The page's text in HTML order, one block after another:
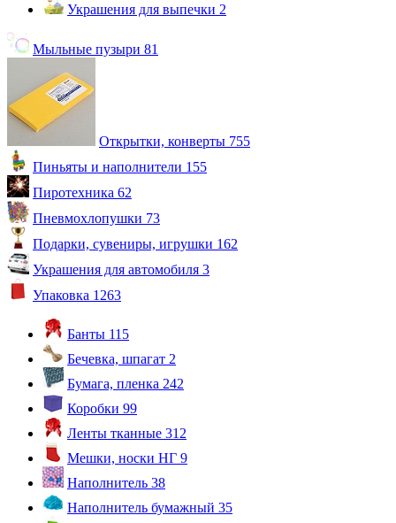
Украшения для выпечки 2
Мыльные пузыри 81
Открытки, конверты 755
Пиньяты и наполнители 155
Пиротехника 62
Пневмохлопушки 73
Подарки, сувениры, игрушки 162
Украшения для автомобиля 3
Упаковка 1263
Банты 115
Бечевка, шпагат 2
Бумага, пленка 242
Коробки 99
Ленты тканные 312
Мешки, носки НГ 9
Наполнитель 38
Наполнитель бумажный 35